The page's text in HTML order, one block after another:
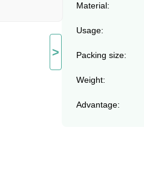
>
Material:
Usage:
Packing size:
Weight:
Advantage: